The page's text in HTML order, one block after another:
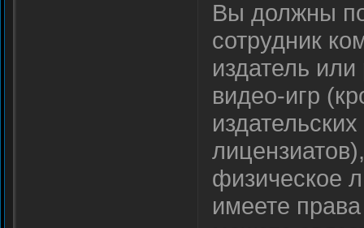
Вы должны
сотрудник
издатель
видео-игр
физическое
имеете